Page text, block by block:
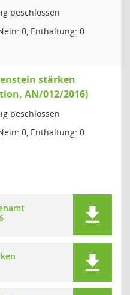
beschlossen
0, Enthaltung: 0
stärken
AN/012/2016)
beschlossen
0, Enthaltung: 0